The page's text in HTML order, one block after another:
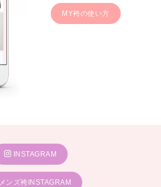
MY袴の使い方
INSTAGRAM
メンズ袴INSTAGRAM